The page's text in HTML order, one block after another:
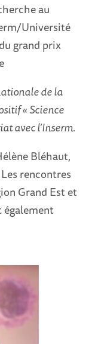
au
Université
grand prix
de la
« Science
avec l’Inserm.
Bléhaut,
rencontres
Grand Est et
également